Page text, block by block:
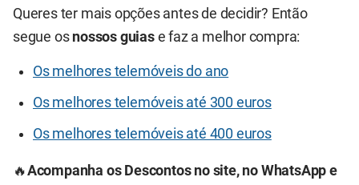
Queres ter mais opções antes de decidir? Então
segue os nossos guiase faz a melhor compra:
Os melhores telemóveis do ano
Os melhores telemóveis até 300 euros
Os melhores telemóveis até 400 euros
🔥Acompanha os Descontos no site, no WhatsApp e